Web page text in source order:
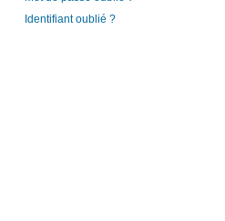
Identifiant oublié ?